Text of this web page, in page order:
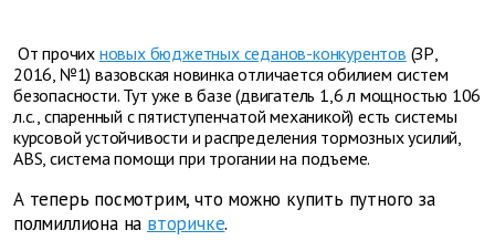
От прочих новых бюджетных седанов-конкурентов (ЗР,
2016, №1) вазовская новинка отличается обилием систем
безопасности. Тут уже в базе (двигатель 1,6 л мощностью 106
л.с., спаренный с пятиступенчатой механикой) есть системы
курсовой устойчивости и распределения тормозных усилий,
ABS, система помощи при трогании на подъеме.
А теперь посмотрим, что можно купить путного за
полмиллиона на вторичке.